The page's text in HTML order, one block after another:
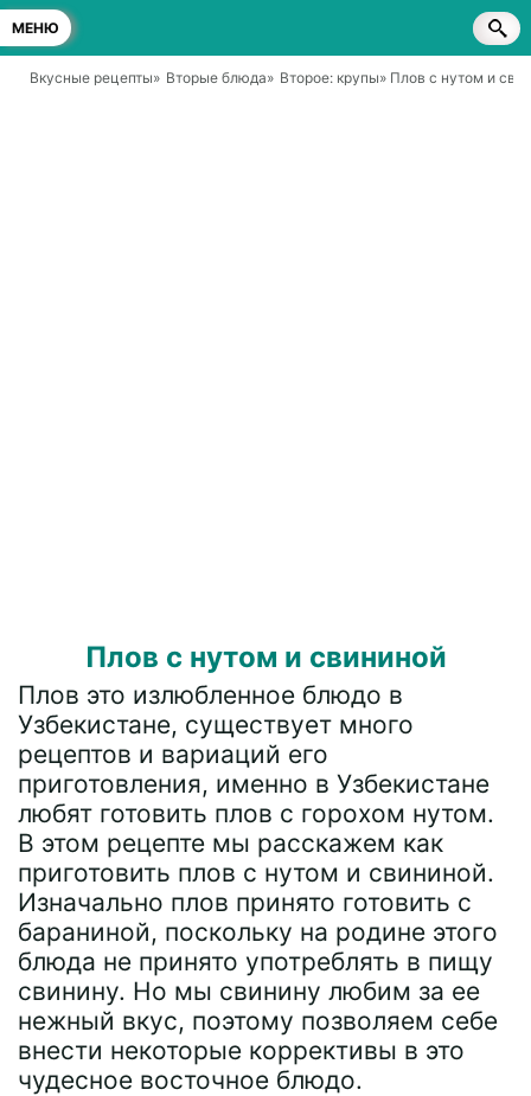
МЕНЮ
Вкусные рецепты» Вторые блюда» Второе: крупы» Плов с нутом и
Плов с нутом и свининой
Плов это излюбленное блюдо в
Узбекистане, существует много
рецептов и вариаций его
приготовления, именно в Узбекистане
любят готовить плов с горохом нутом.
В этом рецепте мы расскажем как
приготовить плов с нутом и свининой.
Изначально плов принято готовить с
бараниной, поскольку на родине этого
блюда не принято употреблять в пищу
свинину. Но мы свинину любим за ее
нежный вкус, поэтому позволяем себе
внести некоторые коррективы в это
чудесное восточное блюдо.